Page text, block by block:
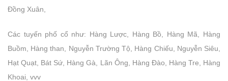
Đồng Xuân,
Các tuyến phố cổ như: Hàng Lược, Hàng Bồ, Hàng Mã, Hàng
Buồm, Hàng than, Nguyễn Trường Tộ, Hàng Chiếu, Nguyễn Siêu,
Hạt Quạt, Bát Sứ, Hàng Gà, Lãn Ông, Hàng Đào, Hàng Tre, Hàng
Khoai, vvv